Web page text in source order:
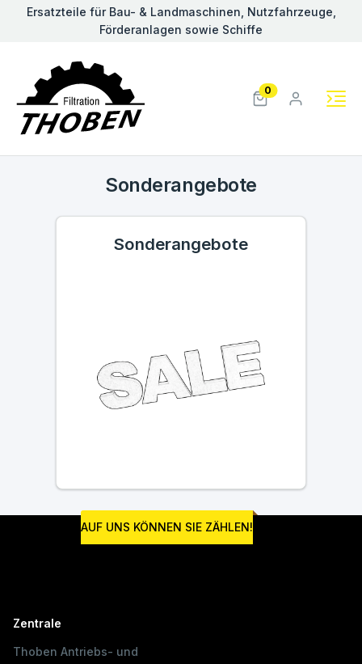
Ersatzteile für Bau- & Landmaschinen, Nutzfahrzeuge,
Förderanlagen sowie Schiffe
0
Sonderangebote
Sonderangebote
AUF UNS KÖNNEN SIE ZÄHLEN!
Zentrale
Thoben Antriebs- und